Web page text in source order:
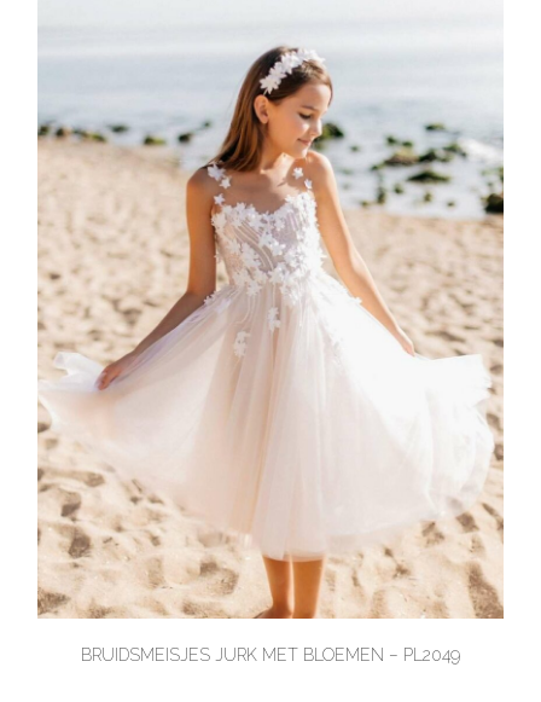
BRUIDSMEISJES JURK MET BLOEMEN – PL2049